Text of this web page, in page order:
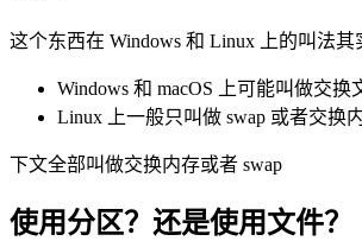
这个东西在 Windows 和 Linux 上的叫法
Windows 和 macOS 上可能叫做交换
Linux 上一般只叫做 swap 或者交换
下文全部叫做交换内存或者 swap
使用分区？还是使用文件？